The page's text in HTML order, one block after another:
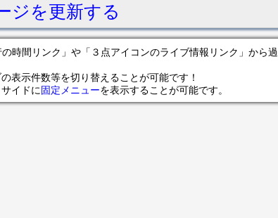
ジを更新する
時間リンク」や「３点アイコンのライブ情報リンク」から過
表示件数等を切り替えることが可能です！
イドに固定メニューを表示することが可能です。